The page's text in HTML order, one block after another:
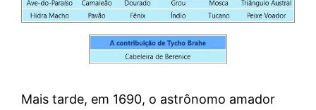
Mais tarde, em 1690, o astrônomo amador